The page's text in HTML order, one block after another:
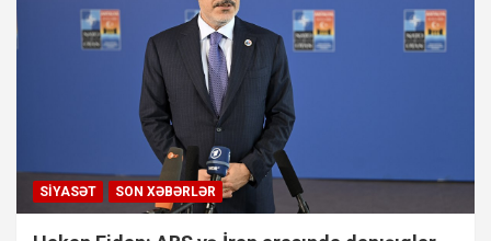
SIYASƏT SON XƏBƏRLƏR